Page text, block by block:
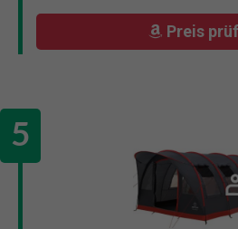
Preis